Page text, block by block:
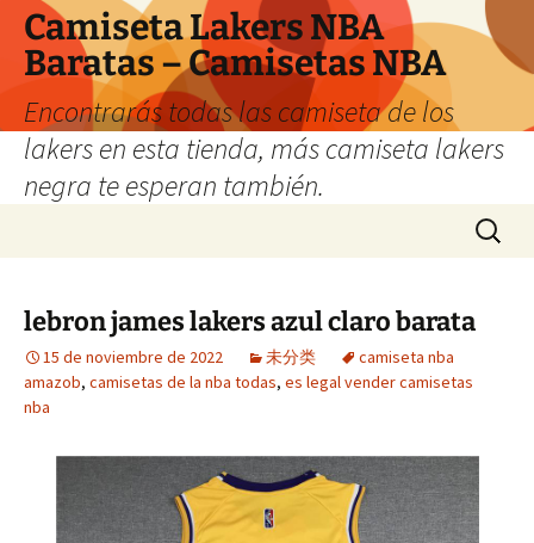
Camiseta Lakers NBA
Baratas – Camisetas NBA
Encontrarás todas las camiseta de los
lakers en esta tienda, más camiseta lakers
negra te esperan también.
Buscar:
lebron james lakers azul claro barata
15 de noviembre de 2022 未分类
camiseta nba
amazob, camisetas de la nba todas, es legal vender camisetas
nba